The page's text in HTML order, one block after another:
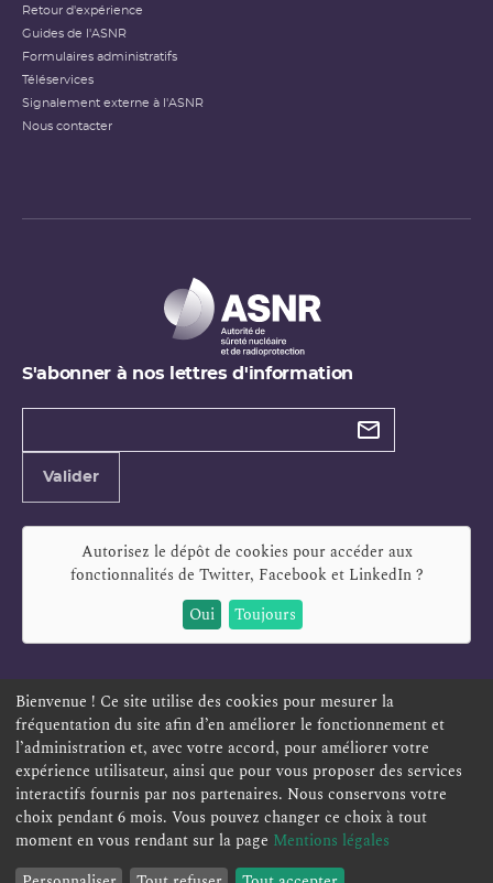
Retour d'expérience
Guides de l'ASNR
Formulaires administratifs
Téléservices
Signalement externe à l'ASNR
Nous contacter
S'abonner à nos lettres d'information
Types de
Valider
Autorisez le dépôt de cookies pour accéder aux
fonctionnalités de Twitter, Facebook et LinkedIn?
Oui
Toujours
ESPACE PERSONNEL OFFRES D'EMPLOI SIGNALEMENT
TÉLÉSERVICES PLAN DU SITE
ACCESSIBILITÉ POLITIQUE DE CONFIDENTIALITÉ
MENTIONS LÉGALES CONTACT
Bienvenue ! Ce site utilise des cookies pour mesurer la
fréquentation du site afin d’en améliorer le fonctionnement et
l’administration et, avec votre accord, pour améliorer votre
expérience utilisateur, ainsi que pour vous proposer des services
interactifs fournis par nos partenaires. Nous conservons votre
choix pendant 6 mois. Vous pouvez changer ce choix à tout
moment en vous rendant sur la page Mentions légales